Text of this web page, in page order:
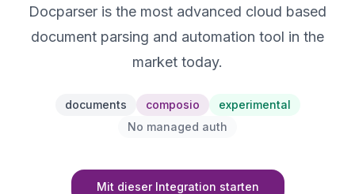
Docparser is the most advanced cloud based
document parsing and automation tool in the
market today.
documents composio
experimental
No managed auth
Mit dieser Integration starten